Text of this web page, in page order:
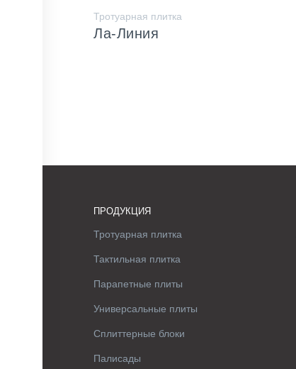
Тротуарная плитка
Ла-Линия
ПРОДУКЦИЯ
Тротуарная плитка
Тактильная плитка
Парапетные плиты
Универсальные плиты
Сплиттерные блоки
Палисады